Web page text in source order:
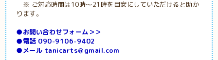
※ ご対応時間は10時～21時を目安にしていただけると助か
ります。
●お問い合わせフォーム＞＞
●電話 090-9106-9402
●メール tanicarts@gmail.com